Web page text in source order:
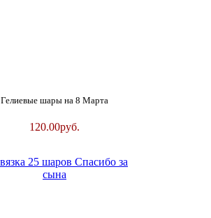
Гелиевые шары на 8 Марта
120.00руб.